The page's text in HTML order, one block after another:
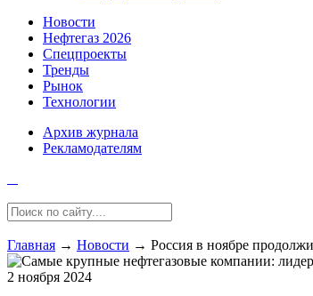
Новости
Нефтегаз 2026
Спецпроекты
Тренды
Рынок
Технологии
Архив журнала
Рекламодателям
Главная → Новости → Россия в ноябре
2 ноября 2024